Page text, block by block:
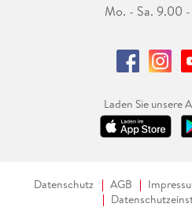
Mo. - Sa. 9.00
Laden Sie unsere
Datenschutz AGB